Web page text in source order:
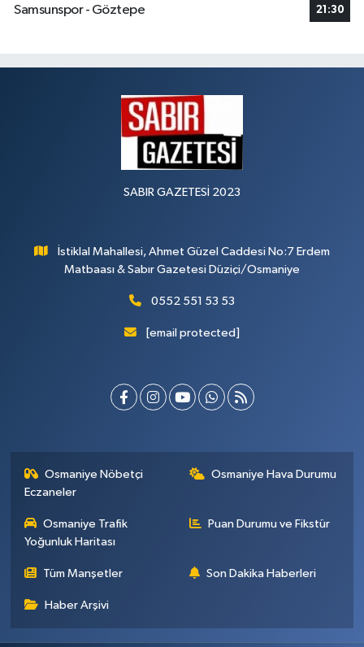
Samsunspor - Göztepe
21:30
SABIR GAZETESİ 2023
İstiklal Mahallesi, Ahmet Güzel Caddesi No:7 Erdem
Matbaası & Sabır Gazetesi Düziçi/Osmaniye
0552 551 53 53
[email protected]
Osmaniye Nöbetçi
Eczaneler
Osmaniye Hava Durumu
Osmaniye Trafik
Yoğunluk Haritası
Puan Durumu ve Fikstür
Tüm Manşetler Son Dakika Haberleri
Haber Arşivi